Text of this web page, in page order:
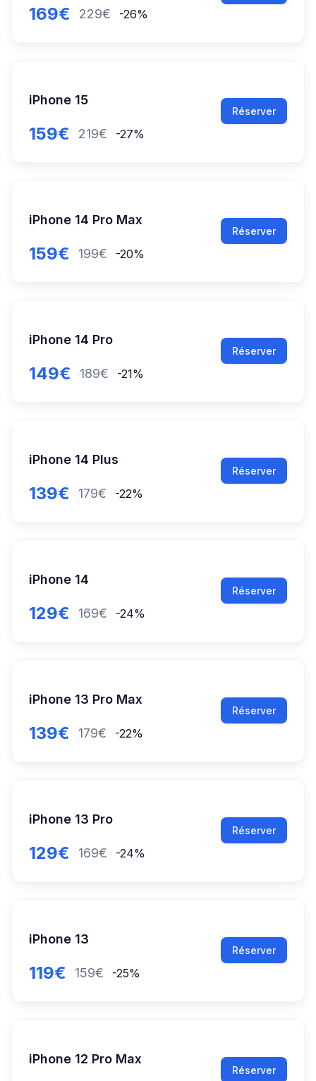
169€ 229€ -26%
iPhone 15
159€ 219€ -27%
Réserver
iPhone 14 Pro Max
159€ 199€ -20%
Réserver
iPhone 14 Pro
149€ 189€ -21%
Réserver
iPhone 14 Plus
139€ 179€ -22%
Réserver
iPhone 14
129€ 169€ -24%
Réserver
iPhone 13 Pro Max
139€ 179€ -22%
Réserver
iPhone 13 Pro
129€ 169€ -24%
Réserver
iPhone 13
119€ 159€ -25%
Réserver
iPhone 12 Pro Max
Réserver